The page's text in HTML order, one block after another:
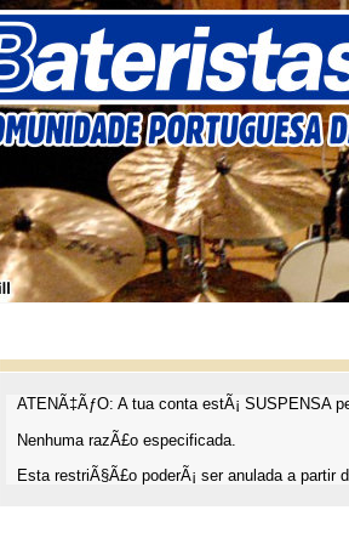
ATENÃ‡ÃƒO: A tua conta estÃ¡ SUSPENSA
Nenhuma razÃ£o especificada.
Esta restriÃ§Ã£o poderÃ¡ ser anulada a partir